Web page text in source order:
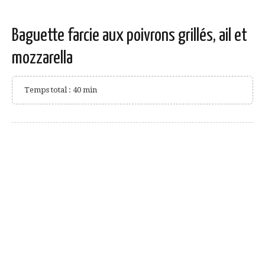
Baguette farcie aux poivrons grillés, ail et
mozzarella
Temps total : 40 min